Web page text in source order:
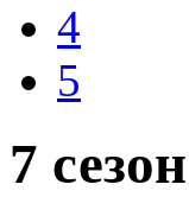
4
5
7